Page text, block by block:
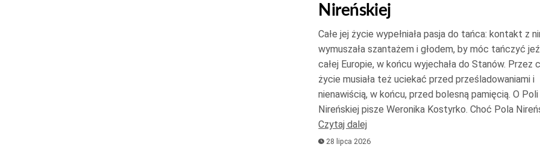
Nireńskiej
Całe jej życie wypełniała pasja do tańca: kontakt z
wymuszała szantażem i głodem, by móc tańczyć
całej Europie, w końcu wyjechała do Stanów. Przez
życie musiała też uciekać przed prześladowaniami i
nienawiścią, w końcu, przed bolesną pamięcią. O Poli
Nireńskiej pisze Weronika Kostyrko. Choć Pola
Czytaj dalej
28 lipca 2026